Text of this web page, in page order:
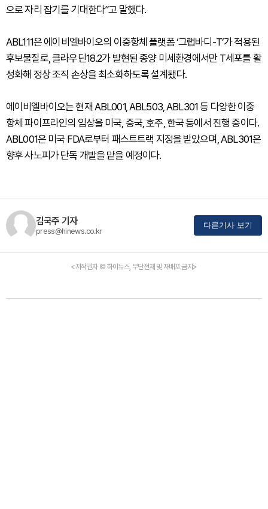
으로 자리 잡기를 기대한다”고 말했다.
ABL111은 에이비엘바이오의 이중항체 플랫폼 ‘그랩바디-T’가 적용된
후보물질로, 클라우딘18.2가 발현된 종양 미세환경에서만 T세포를 활
성화해 정상 조직 손상을 최소화하도록 설계됐다.
에이비엘바이오는 현재 ABL001, ABL503, ABL301 등 다양한 이중
항체 파이프라인의 임상을 미국, 중국, 호주, 한국 등에서 진행 중이다.
ABL001은 미국 FDA로부터 패스트트랙 지정을 받았으며, ABL301은
향후 사노피가 단독 개발을 맡을 예정이다.
김국주 기자
press@hinews.co.kr
다른기사 보기
<저작권자 © 하이뉴스, 무단전재 및 재배포 금지>